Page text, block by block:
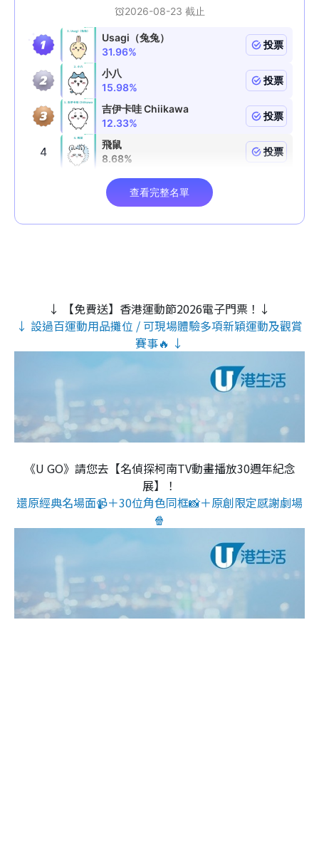
↓ 【免費送】香港運動節2026電子門票！↓
↓ 設過百運動用品攤位 / 可現場體驗多項新穎運動及觀賞
賽事🔥 ↓
《U GO》請您去【名偵探柯南TV動畫播放30週年紀念
展】！
還原經典名場面📹＋30位角色同框📸＋原創限定感謝劇場
🍿